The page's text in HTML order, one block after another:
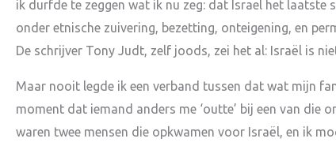
ik durfde te zeggen wat ik nu zeg: dat Israel het
onder etnische zuivering, bezetting, onteigening, en
De schrijver Tony Judt, zelf joods, zei het al: Israël is
Maar nooit legde ik een verband tussen dat wat mijn
moment dat iemand anders me ‘outte’ bij een van die
waren twee mensen die opkwamen voor Israël, en ik